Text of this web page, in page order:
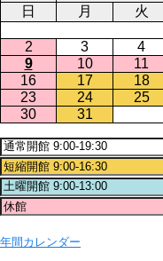
日 月 火
2
3 4
9
10 11
16
17 18
23
24 25
30
31
年間カレンダー